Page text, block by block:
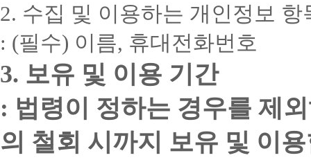
2. 수집 및 이용하는 개인정보 항
: (필수) 이름, 휴대전화번호
3. 보유 및 이용 기간
: 법령이 정하는 경우를 제
의 철회 시까지 보유 및 이